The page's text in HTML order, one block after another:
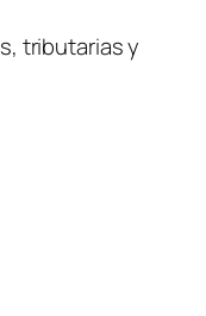
tributarias y